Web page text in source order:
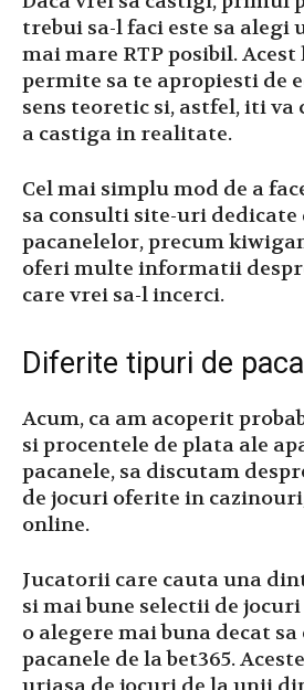
trebui sa-l faci este sa alegi
mai mare RTP posibil.
permite sa te apropiesti de
sens teoretic si, astfel, iti va
a castiga in realitate.
Cel mai simplu mod de a
sa consulti site-uri dedicate
pacanelelor, precum
oferi multe informatii
care vrei sa-l incerci.
Diferite tipuri de
Acum, ca am acoperit
si procentele de plata ale
pacanele, sa discutam
de jocuri oferite in
online.
Jucatorii care cauta una
si mai bune selectii de
o alegere mai buna decat
pacanele de la bet365.